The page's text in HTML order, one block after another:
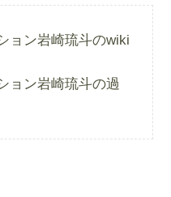
ョン岩崎琉斗のwiki
ョン岩崎琉斗の過